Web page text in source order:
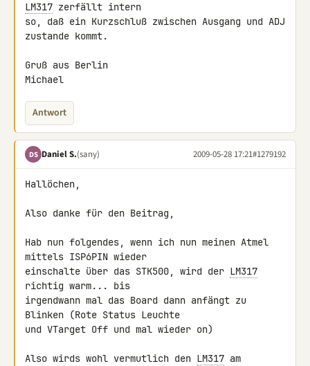
LM317 zerfällt intern
so, daß ein Kurzschluß zwischen Ausgang und ADJ
zustande kommt.
Gruß aus Berlin
Michael
Antwort
DS Daniel S.(sany) 2009-05-28 17:21#1279192
Hallöchen,
Also danke für den Beitrag,
Hab nun folgendes, wenn ich nun meinen Atmel
mittels ISP6PIN wieder
einschalte über das STK500, wird der LM317
richtig warm... bis
irgendwann mal das Board dann anfängt zu
Blinken (Rote Status Leuchte
und VTarget Off und mal wieder on)
Also wirds wohl vermutlich den LM317 am